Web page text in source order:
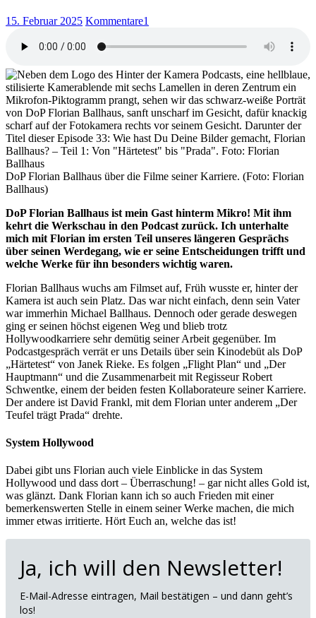
15. Februar 2025 Kommentare1
DoP Florian Ballhaus über die Filme seiner Karriere. (Foto: Florian
Ballhaus)
DoP Florian Ballhaus ist mein Gast hinterm Mikro! Mit ihm
kehrt die Werkschau in den Podcast zurück. Ich unterhalte
mich mit Florian im ersten Teil unseres längeren Gesprächs
über seinen Werdegang, wie er seine Entscheidungen trifft und
welche Werke für ihn besonders wichtig waren.
Florian Ballhaus wuchs am Filmset auf, Früh wusste er, hinter der
Kamera ist auch sein Platz. Das war nicht einfach, denn sein Vater
war immerhin Michael Ballhaus. Dennoch oder gerade deswegen
ging er seinen höchst eigenen Weg und blieb trotz
Hollywoodkarriere sehr demütig seiner Arbeit gegenüber. Im
Podcastgespräch verrät er uns Details über sein Kinodebüt als DoP
„Härtetest“ von Janek Rieke. Es folgen „Flight Plan“ und „Der
Hauptmann“ und die Zusammenarbeit mit Regisseur Robert
Schwentke, einem der beiden festen Kollaborateure seiner Karriere.
Der andere ist David Frankl, mit dem Florian unter anderem „Der
Teufel trägt Prada“ drehte.
System Hollywood
Dabei gibt uns Florian auch viele Einblicke in das System
Hollywood und dass dort – Überraschung! – gar nicht alles Gold ist,
was glänzt. Dank Florian kann ich so auch Frieden mit einer
bemerkenswerten Stelle in einem seiner Werke machen, die mich
immer etwas irritierte. Hört Euch an, welche das ist!
Ja, ich will den Newsletter!
E-Mail-Adresse eintragen, Mail bestätigen – und dann geht’s
los!